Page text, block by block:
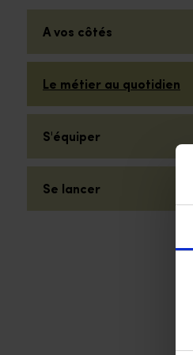
A vos côtés
Le métier au quotidien
S'équiper
Se lancer